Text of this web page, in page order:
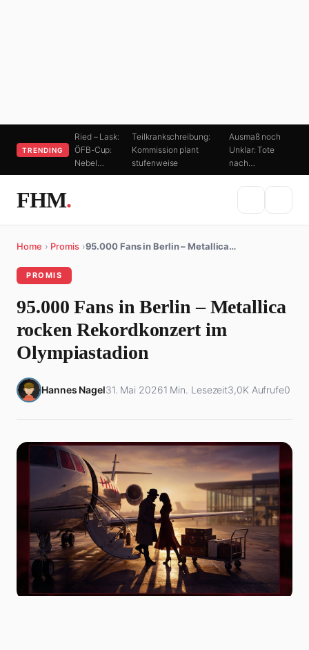
TRENDING
Ried – Lask:
ÖFB-Cup:
Nebel…
Teilkrankschreibung:
Kommission plant
stufenweise
Ausmaß noch
Unklar: Tote
nach…
FHM.
Home › Promis ›95.000 Fans in Berlin – Metallica…
PROMIS
95.000 Fans in Berlin – Metallica
rocken Rekordkonzert im
Olympiastadion
Hannes Nagel31. Mai 20261 Min. Lesezeit3,0K Aufrufe0